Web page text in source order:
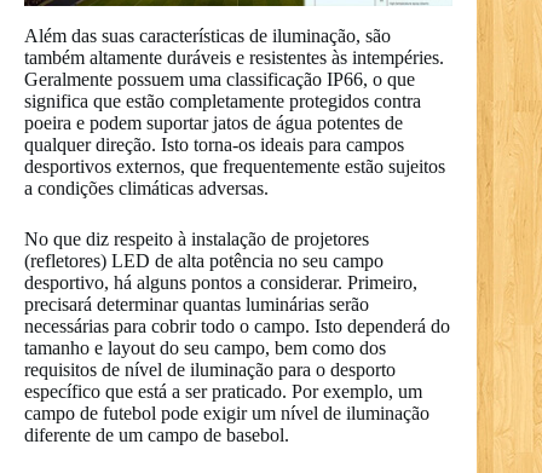
Além das suas características de iluminação, são
também altamente duráveis e resistentes às intempéries.
Geralmente possuem uma classificação IP66, o que
significa que estão completamente protegidos contra
poeira e podem suportar jatos de água potentes de
qualquer direção. Isto torna-os ideais para campos
desportivos externos, que frequentemente estão sujeitos
a condições climáticas adversas.
No que diz respeito à instalação de projetores
(refletores) LED de alta potência no seu campo
desportivo, há alguns pontos a considerar. Primeiro,
precisará determinar quantas luminárias serão
necessárias para cobrir todo o campo. Isto dependerá do
tamanho e layout do seu campo, bem como dos
requisitos de nível de iluminação para o desporto
específico que está a ser praticado. Por exemplo, um
campo de futebol pode exigir um nível de iluminação
diferente de um campo de basebol.